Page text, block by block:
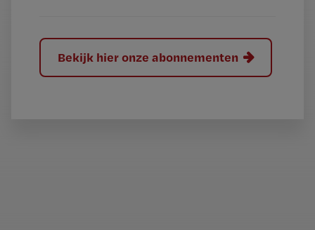
Bekijk hier onze abonnementen